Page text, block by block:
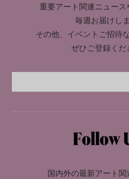
重要アート関連ニュー
毎週お届けしま
その他、イベントご招待
ぜひご登録くだ
国内外の最新アート